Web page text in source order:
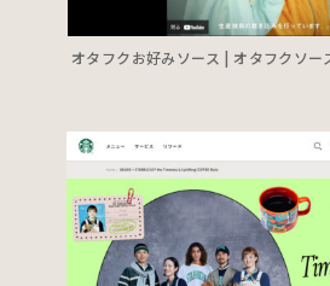
オタフクお好みソース | オタフクソー